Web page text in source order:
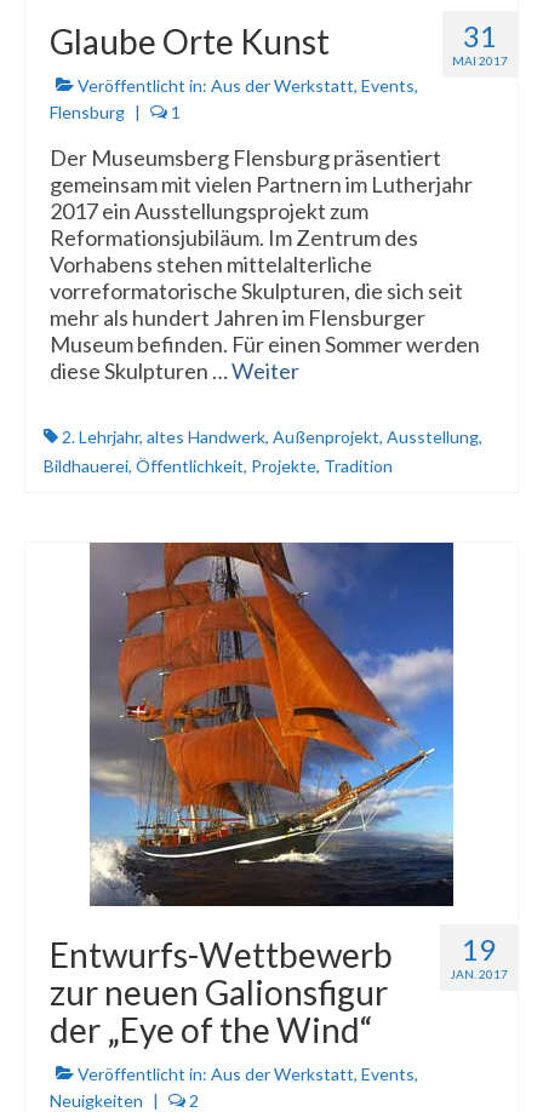
31
MAI 2017
Glaube Orte Kunst
Veröffentlicht in: Aus der Werkstatt, Events,
Flensburg | 1
Der Museumsberg Flensburg präsentiert
gemeinsam mit vielen Partnern im Lutherjahr
2017 ein Ausstellungsprojekt zum
Reformationsjubiläum. Im Zentrum des
Vorhabens stehen mittelalterliche
vorreformatorische Skulpturen, die sich seit
mehr als hundert Jahren im Flensburger
Museum befinden. Für einen Sommer werden
diese Skulpturen …Weiter
2. Lehrjahr, altes Handwerk, Außenprojekt, Ausstellung,
Bildhauerei, Öffentlichkeit, Projekte, Tradition
19
JAN. 2017
Entwurfs-Wettbewerb
zur neuen Galionsfigur
der „Eye of the Wind“
Veröffentlicht in: Aus der Werkstatt, Events,
Neuigkeiten | 2